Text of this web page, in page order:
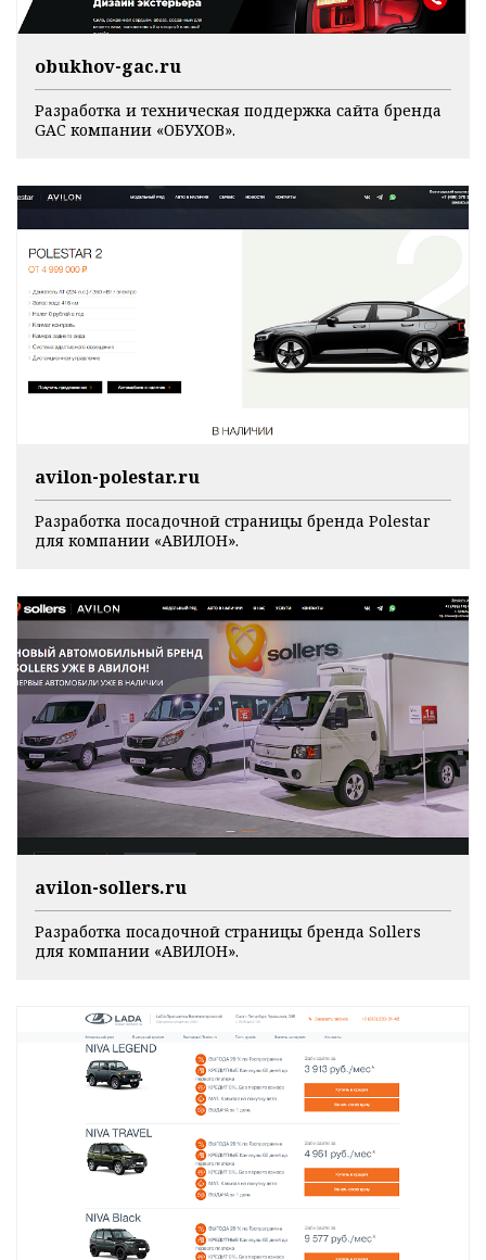
obukhov-gac.ru
Разработка и техническая поддержка сайта бренда
GAC компании «ОБУХОВ».
avilon-polestar.ru
Разработка посадочной страницы бренда Polestar
для компании «АВИЛОН».
avilon-sollers.ru
Разработка посадочной страницы бренда Sollers
для компании «АВИЛОН».